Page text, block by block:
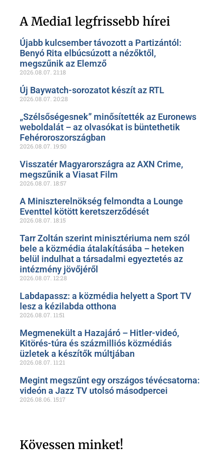
oldalunkon!
A Media1 legfrissebb hírei
Újabb kulcsember távozott a Partizántól:
Benyó Rita elbúcsúzott a nézőktől,
megszűnik az Elemző
2026.08.07. 21:18
Új Baywatch-sorozatot készít az RTL
2026.08.07. 20:28
„Szélsőségesnek” minősítették az Euronews
weboldalát – az olvasókat is büntethetik
Fehéroroszországban
2026.08.07. 19:50
Visszatér Magyarországra az AXN Crime,
megszűnik a Viasat Film
2026.08.07. 18:57
A Miniszterelnökség felmondta a Lounge
Eventtel kötött keretszerződését
2026.08.07. 18:15
Tarr Zoltán szerint minisztériuma nem szól
bele a közmédia átalakításába – heteken
belül indulhat a társadalmi egyeztetés az
intézmény jövőjéről
2026.08.07. 12:28
Labdapassz: a közmédia helyett a Sport TV
lesz a kézilabda otthona
2026.08.07. 11:51
Megmenekült a Hazajáró – Hitler-videó,
Kitörés-túra és százmilliós közmédiás
üzletek a készítők múltjában
2026.08.07. 11:21
Megint megszűnt egy országos tévécsatorna:
videón a Jazz TV utolsó másodpercei
2026.08.06. 15:17
Kövessen minket!